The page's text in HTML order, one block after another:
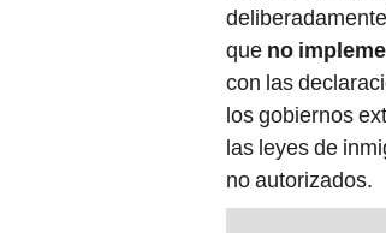
que no
con las
los gobiernos
las leyes de
no autorizados.